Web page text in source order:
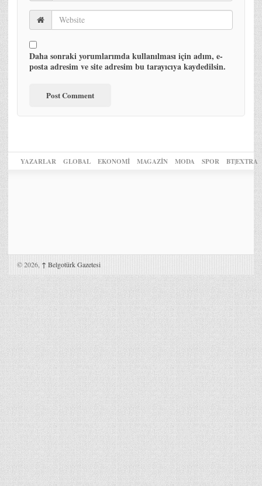
Daha sonraki yorumlarımda kullanılması için adım, e-
posta adresim ve site adresim bu tarayıcıya kaydedilsin.
YAZARLAR GLOBAL EKONOMİ MAGAZİN MODA SPOR BT|EXTRA
© 2026, ↑ Belgotürk Gazetesi